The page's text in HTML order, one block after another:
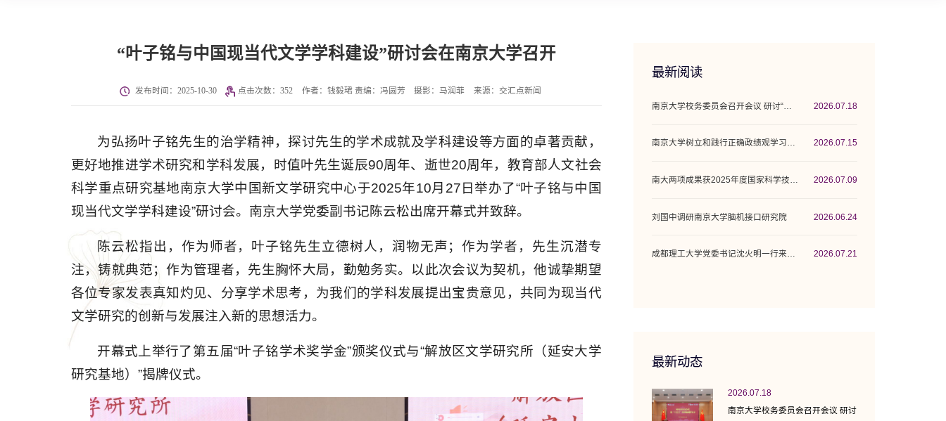
“叶子铭与中国现当代文学学科建设”研讨会在南京大学召开
发布时间：2025-10-30 点击次数：352 作者：钱毅珺 责编：冯圆芳 摄影：马润菲 来源：交汇点新闻
为弘扬叶子铭先生的治学精神，探讨先生的学术成就及学科建设等方面的卓著贡献，
更好地推进学术研究和学科发展，时值叶先生诞辰90周年、逝世20周年，教育部人文社会
科学重点研究基地南京大学中国新文学研究中心于2025年10月27日举办了“叶子铭与中国
现当代文学学科建设”研讨会。 南京大学党委副书记陈云松出席开幕式并致辞。
陈云松指出，作为师者，叶子铭先生立德树人，润物无声；作为学者，先生沉潜专
注，铸就典范；作为管理者，先生胸怀大局，勤勉务实。以此次会议为契机，他诚挚期望
各位专家发表真知灼见、分享学术思考，为我们的学科发展提出宝贵意见，共同为现当代
文学研究的创新与发展注入新的思想活力。
开幕式上举行了第五届“叶子铭学术奖学金”颁奖仪式与“解放区文学研究所（延安大学
研究基地）”揭牌仪式。
最新阅读
南京大学校务委员会召开会议 研讨“十五五”... 2026.07.18
2026.07.15
2026.07.09
刘国中调研南京大学脑机接口研究院 2026.06.24
2026.07.21
最新动态
2026.07.18
南京大学校务委员会召开会议 研讨